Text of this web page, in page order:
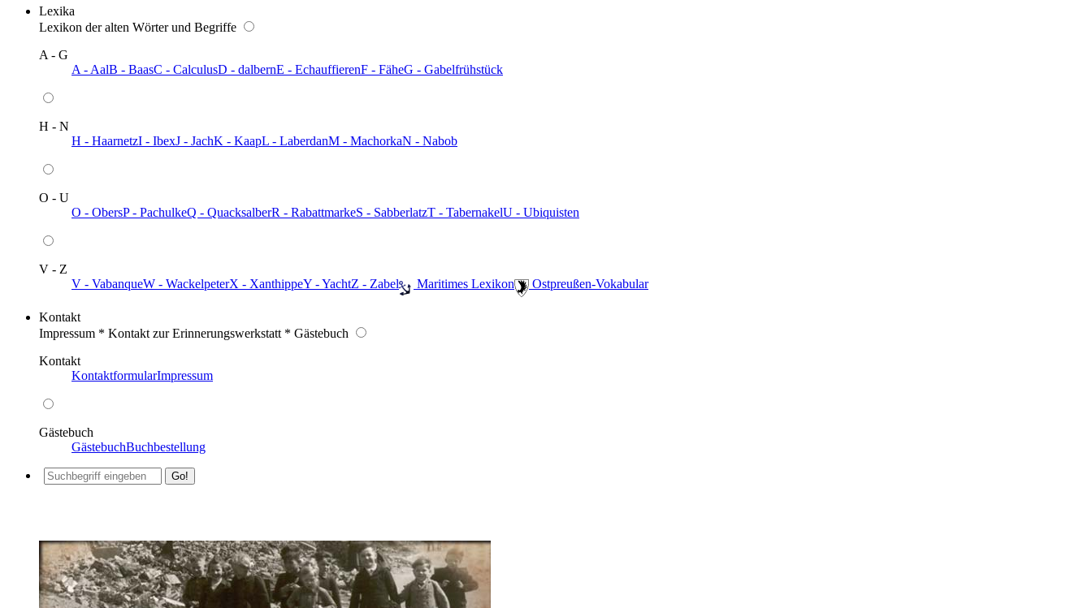
Lexika
Lexikon der alten Wörter und Begriffe
A - G
A - AalB - BaasC - CalculusD - dalbernE - EchauffierenF - FäheG - Gabelfrühstück
H - N
H - HaarnetzI - IbexJ - JachK - KaapL - LaberdanM - MachorkaN - Nabob
O - U
O - ObersP - PachulkeQ - QuacksalberR - RabattmarkeS - SabberlatzT - TabernakelU - Ubiquisten
V - Z
V - VabanqueW - WackelpeterX - XanthippeY - YachtZ - Zabel ️ Maritimes Lexikon ️ Ostpreußen-Vokabular
Kontakt
Impressum * Kontakt zur Erinnerungswerkstatt * Gästebuch
Kontakt
KontaktformularImpressum
Gästebuch
GästebuchBuchbestellung